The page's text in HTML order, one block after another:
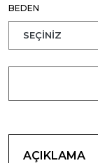
BEDEN
AÇIKLAMA